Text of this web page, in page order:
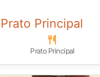
Prato Principal
Prato Principal